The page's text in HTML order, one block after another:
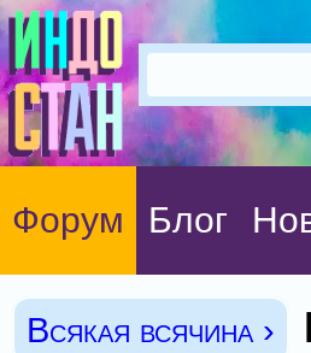
Форум Блог
Всякая всячина ›